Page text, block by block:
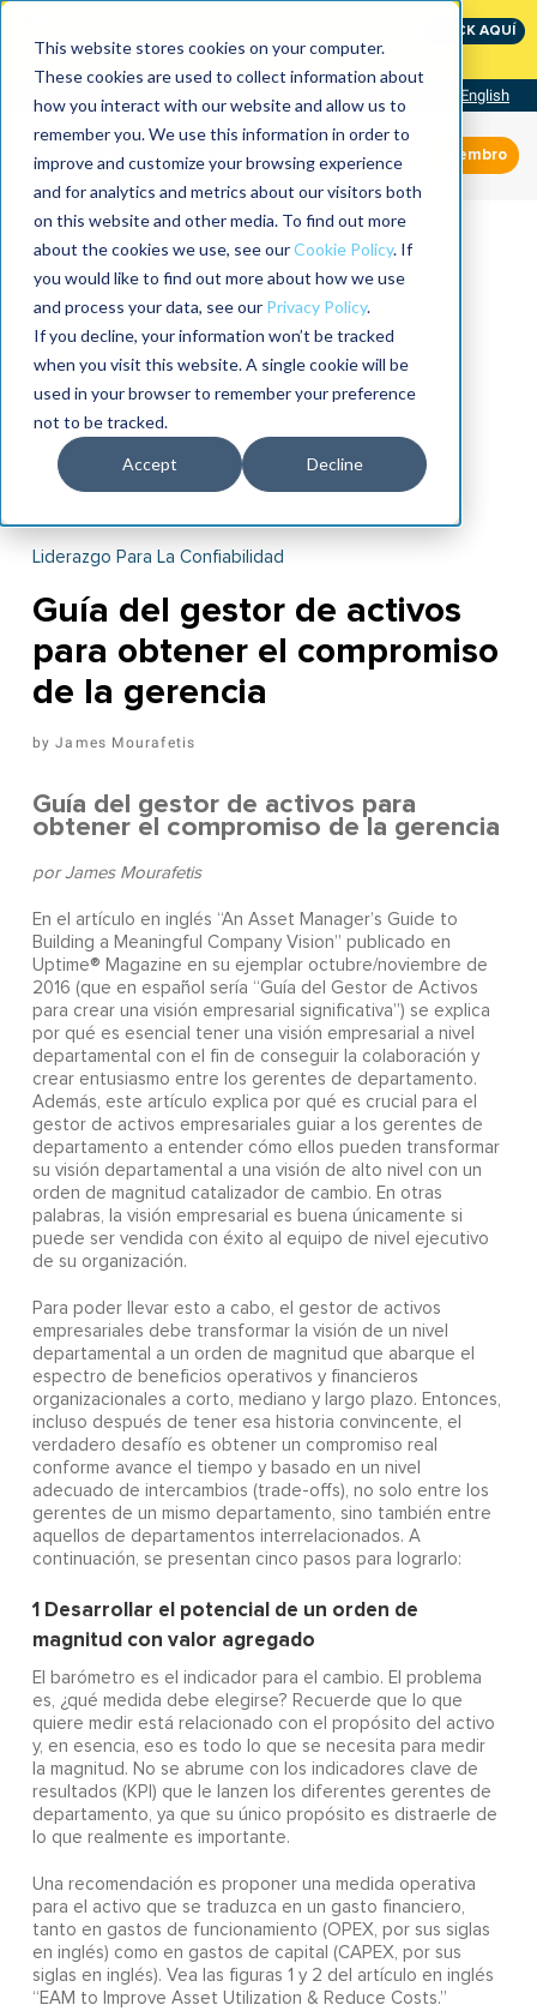
This website stores cookies on your computer.
These cookies are used to collect information about
how you interact with our website and allow us to
remember you. We use this information in order to
improve and customize your browsing experience
and for analytics and metrics about our visitors both
on this website and other media. To find out more
about the cookies we use, see ourCookie Policy. If
you would like to find out more about how we use
and process your data, see our Privacy Policy.
If you decline, your information won’t be tracked
when you visit this website. A single cookie will be
used in your browser to remember your preference
not to be tracked.
Accept Decline
The Speed of Reliability
CLICK AQUÍ
English
Miembro
Liderazgo Para La Confiabilidad
Guía del gestor de activos
para obtener el compromiso
de la gerencia
James Mourafetis
Guía del gestor de activos para
obtener el compromiso de la gerencia
por James Mourafetis
En el artículo en inglés “An Asset Manager’s Guide to
Building a Meaningful Company Vision” publicado en
Uptime® Magazine en su ejemplar octubre/noviembre de
2016 (que en español sería “Guía del Gestor de Activos
para crear una visión empresarial significativa”) se explica
por qué es esencial tener una visión empresarial a nivel
departamental con el fin de conseguir la colaboración y
crear entusiasmo entre los gerentes de departamento.
Además, este artículo explica por qué es crucial para el
gestor de activos empresariales guiar a los gerentes de
departamento a entender cómo ellos pueden transformar
su visión departamental a una visión de alto nivel con un
orden de magnitud catalizador de cambio. En otras
palabras, la visión empresarial es buena únicamente si
puede ser vendida con éxito al equipo de nivel ejecutivo
de su organización.
Para poder llevar esto a cabo, el gestor de activos
empresariales debe transformar la visión de un nivel
departamental a un orden de magnitud que abarque el
espectro de beneficios operativos y financieros
organizacionales a corto, mediano y largo plazo. Entonces,
incluso después de tener esa historia convincente, el
verdadero desafío es obtener un compromiso real
conforme avance el tiempo y basado en un nivel
adecuado de intercambios (trade-offs), no solo entre los
gerentes de un mismo departamento, sino también entre
aquellos de departamentos interrelacionados. A
continuación, se presentan cinco pasos para lograrlo:
1Desarrollar el potencial de un orden de
magnitud con valor agregado
El barómetro es el indicador para el cambio. El problema
es, ¿qué medida debe elegirse? Recuerde que lo que
quiere medir está relacionado con el propósito del activo
y, en esencia, eso es todo lo que se necesita para medir
la magnitud. No se abrume con los indicadores clave de
resultados (KPI) que le lanzen los diferentes gerentes de
departamento, ya que su único propósito es distraerle de
lo que realmente es importante.
Una recomendación es proponer una medida operativa
para el activo que se traduzca en un gasto financiero,
tanto en gastos de funcionamiento (OPEX, por sus siglas
en inglés) como en gastos de capital (CAPEX, por sus
siglas en inglés). Vea las figuras 1 y 2 del artículo en inglés
“EAM to Improve Asset Utilization & Reduce Costs.”